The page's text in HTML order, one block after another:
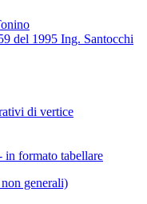
del 1995 Ing. Santocchi
di vertice
formato tabellare
generali)